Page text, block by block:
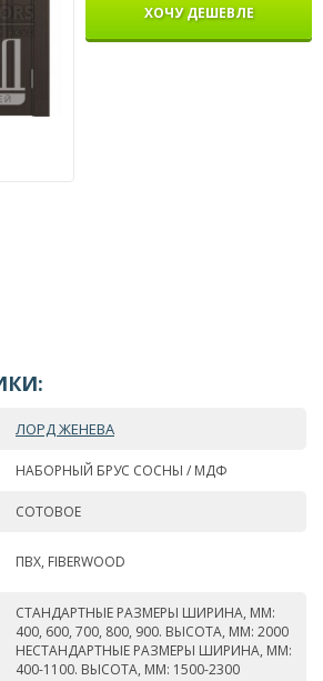
ХОЧУ ДЕШЕВЛЕ
ЛОРД ЖЕНЕВА
НАБОРНЫЙ БРУС СОСНЫ / МДФ
СОТОВОЕ
ПВХ, FIBERWOOD
СТАНДАРТНЫЕ РАЗМЕРЫ ШИРИНА, ММ:
400, 600, 700, 800, 900. ВЫСОТА, ММ: 2000
НЕСТАНДАРТНЫЕ РАЗМЕРЫ ШИРИНА, ММ:
400-1100. ВЫСОТА, ММ: 1500-2300